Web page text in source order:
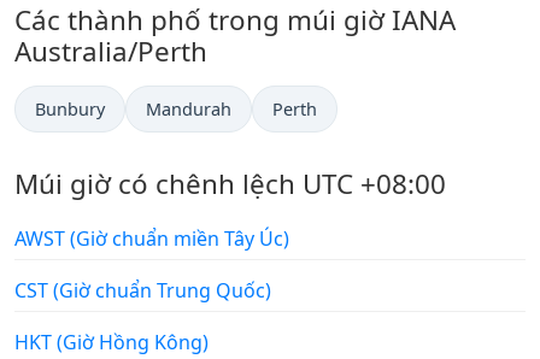
Các thành phố trong múi giờ IANA
Australia/Perth
Bunbury Mandurah Perth
Múi giờ có chênh lệch UTC +08:00
AWST (Giờ chuẩn miền Tây Úc)
CST (Giờ chuẩn Trung Quốc)
HKT (Giờ Hồng Kông)